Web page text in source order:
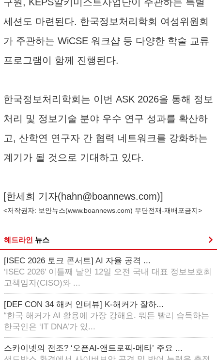
세션도 마련된다. 한국정보처리학회 여성위원회
가 주관하는 WiCSE 워크샵 등 다양한 학술 교류
프로그램이 함께 진행된다.
한국정보처리학회는 이번 ASK 2026을 통해 정보
처리 및 정보기술 분야 우수 연구 성과를 확산하
고, 산학연 연구자 간 협력 네트워크를 강화하는
계기가 될 것으로 기대하고 있다.
[한세희 기자(hahn@boannews.com)]
<저작권자: 보안뉴스(www.boannews.com) 무단전재-재배포금지>
헤드라인 뉴스
[ISEC 2026 토크 콘서트] AI 자율 공격 ...
‘ISEC 2026’ 이틀째 날인 12일 오전 국내 대표 정보보호최
고책임자(CISO)와 ...
[DEF CON 34 해커 인터뷰] K-해커가 잘하...
“한국 해커가 AI 활용에 가장 강해요. 뭐든 빨리 습득하는
한국인은 ‘IT DNA’가 있...
스카이넷의 전조? ‘오픈AI-앤트로픽-메타’ 주요 ...